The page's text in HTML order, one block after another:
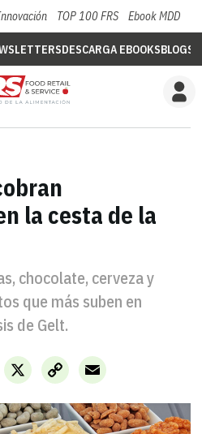
TOP 100 FRS Ebook MDD
DESCARGA EBOOKSBLOGS
la cesta de la
chocolate, cerveza y
que más suben en
de Gelt.
X
Copy
Link
Email